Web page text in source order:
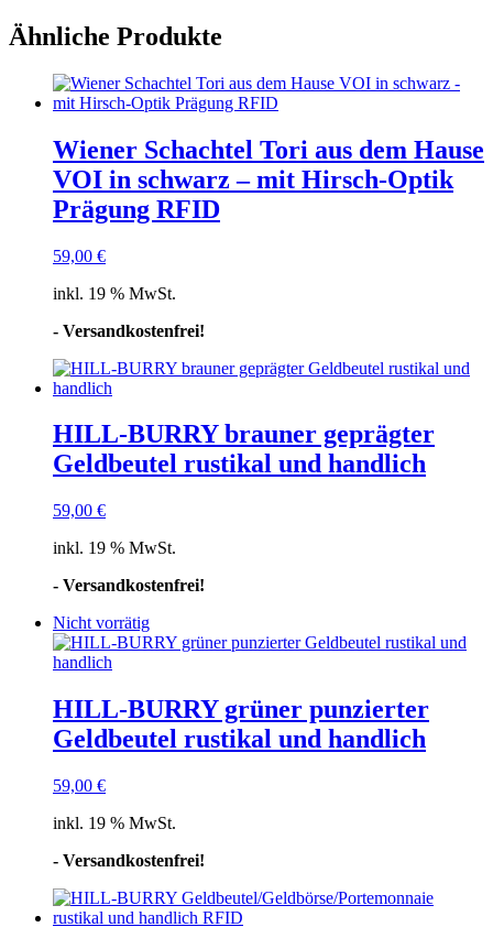
Ähnliche Produkte
Wiener Schachtel Tori aus dem Hause
VOI in schwarz – mit Hirsch-Optik
Prägung RFID
59,00 €
inkl. 19 % MwSt.
- Versandkostenfrei!
HILL-BURRY brauner geprägter
Geldbeutel rustikal und handlich
59,00 €
inkl. 19 % MwSt.
- Versandkostenfrei!
Nicht vorrätig
HILL-BURRY grüner punzierter
Geldbeutel rustikal und handlich
59,00 €
inkl. 19 % MwSt.
- Versandkostenfrei!